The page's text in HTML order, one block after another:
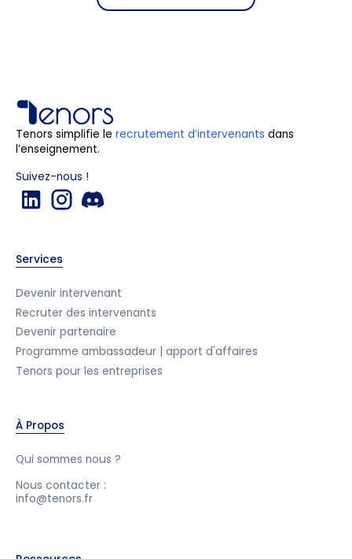
Tenors simplifie le recrutement d’intervenants dans
l’enseignement.
Suivez-nous !
Services
Devenir intervenant
Recruter des intervenants
Devenir partenaire
Programme ambassadeur | apport d'affaires
Tenors pour les entreprises
À Propos
Qui sommes nous ?
Nous contacter :
info@tenors.fr